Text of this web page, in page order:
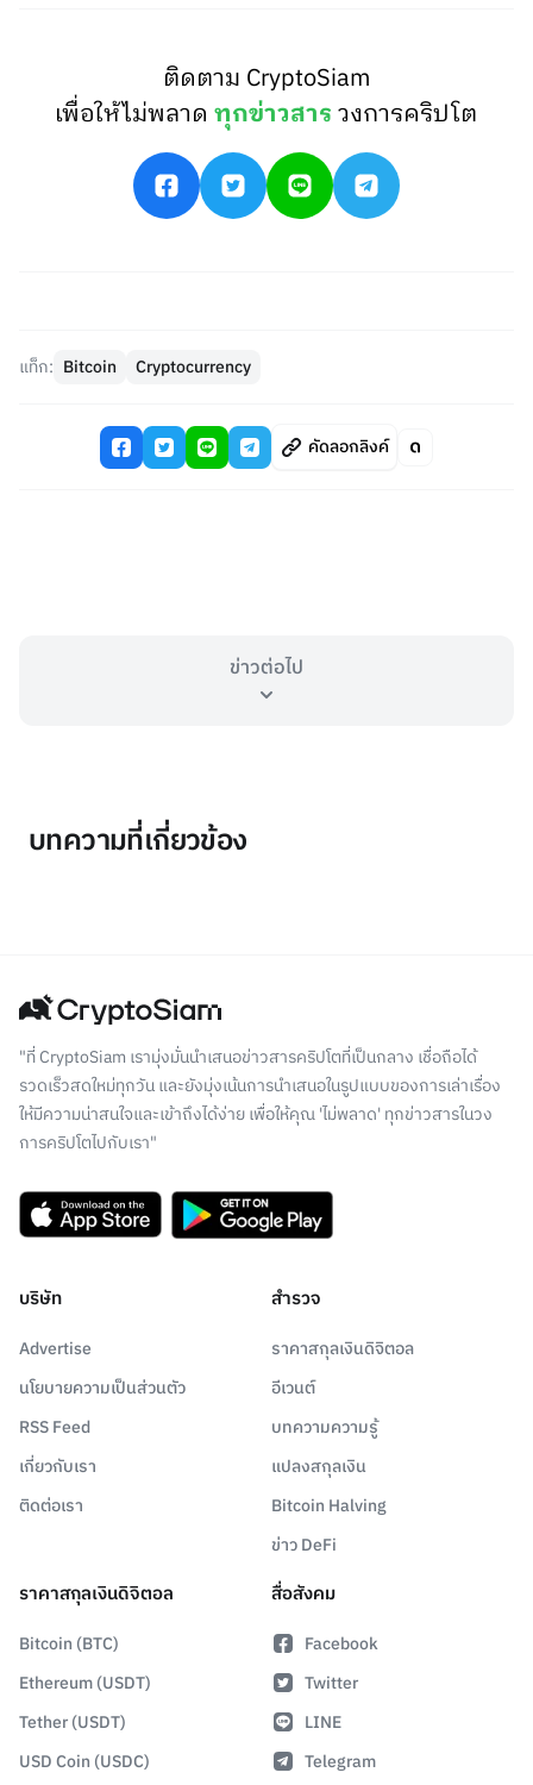
ติดตาม CryptoSiam
เพื่อให้ไม่พลาดทุกข่าวสารวงการคริปโต
แท็ก: Bitcoin Cryptocurrency
คัดลอกลิงค์
ข่าวต่อไป
บทความที่เกี่ยวข้อง
"ที่ CryptoSiam เรามุ่งมั่นนำเสนอข่าวสารคริปโตที่เป็นกลาง เชื่อถือได้
รวดเร็วสดใหม่ทุกวัน และยังมุ่งเน้นการนำเสนอในรูปแบบของการเล่าเรื่อง
ให้มีความน่าสนใจและเข้าถึงได้ง่าย เพื่อให้คุณ 'ไม่พลาด' ทุกข่าวสารในวง
การคริปโตไปกับเรา"
บริษัท
Advertise
นโยบายความเป็นส่วนตัว
RSS Feed
เกี่ยวกับเรา
ติดต่อเรา
สำรวจ
ราคาสกุลเงินดิจิตอล
อีเวนต์
บทความความรู้
แปลงสกุลเงิน
Bitcoin Halving
ข่าว DeFi
ราคาสกุลเงินดิจิตอล
Bitcoin (BTC)
Ethereum (USDT)
Tether (USDT)
USD Coin (USDC)
สื่อสังคม
Facebook
Twitter
LINE
Telegram